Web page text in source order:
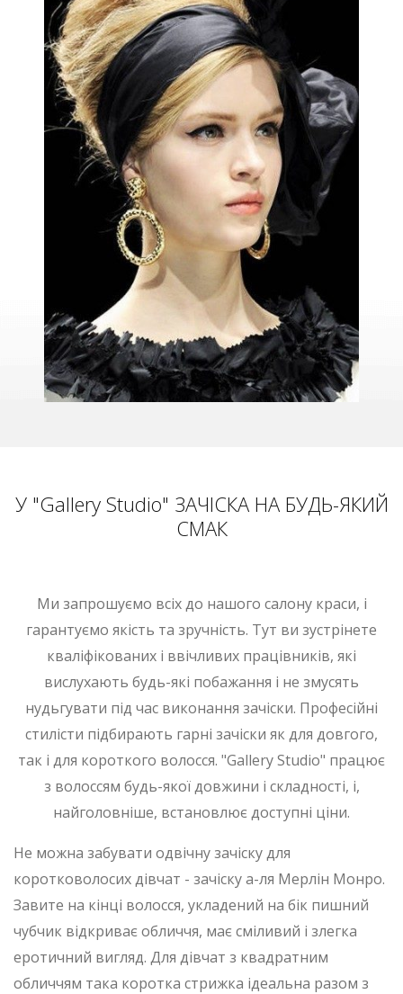
У "Gallery Studio" ЗАЧІСКА НА БУДЬ-ЯКИЙ
СМАК
Ми запрошуємо всіх до нашого салону краси, і
гарантуємо якість та зручність. Тут ви зустрінете
кваліфікованих і ввічливих працівників, які
вислухають будь-які побажання і не змусять
нудьгувати під час виконання зачіски. Професійні
стилісти підбирають гарні зачіски як для довгого,
так і для короткого волосся. "Gallery Studio" працює
з волоссям будь-якої довжини і складності, і,
найголовніше, встановлює доступні ціни.
Не можна забувати одвічну зачіску для
коротковолосих дівчат - зачіску а-ля Мерлін Монро.
Завите на кінці волосся, укладений на бік пишний
чубчик відкриває обличчя, має сміливий і злегка
еротичний вигляд. Для дівчат з квадратним
обличчям така коротка стрижка ідеальна разом з